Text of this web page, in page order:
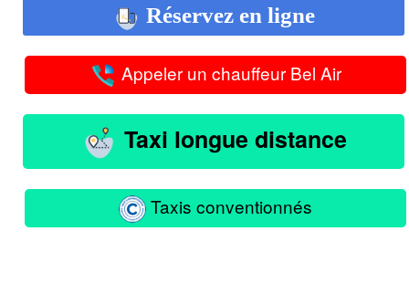
Réservez en ligne
Appeler un chauffeur Bel Air
Taxi longue distance
Taxis conventionnés